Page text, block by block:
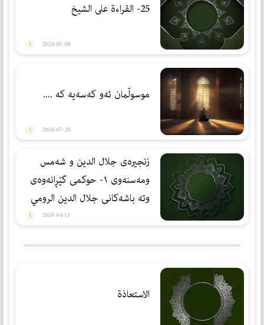
25- القراءة على الشيخ
2024-03-08
موسوڵمان ئەو كەسەیە كە ....
2018-07-26
زنجيره‌ى جلال الدين و شه‌مس
ومه‌سنه‌وى ١- حوكمی گێڕانه‌وه‌ی
وته‌ باشه‌كانی جلال الدین الرومي
2018-04-11
الاستعاذة